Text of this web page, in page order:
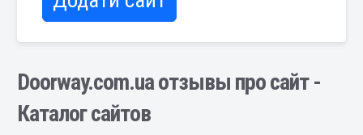
Doorway.com.ua отзывы про сайт -
Каталог сайтов